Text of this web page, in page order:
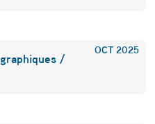
OCT 2025
/